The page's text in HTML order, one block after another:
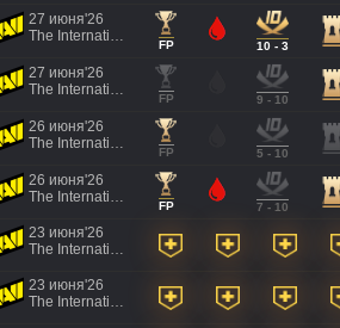
27 июня'26
FP 10 - 3
27 июня'26
FP 9 - 10
26 июня'26
FP 5 - 10
26 июня'26
FP 7 - 10
23 июня'26
The International 2026 - Regional Qualifier Europe
23 июня'26
The International 2026 - Regional Qualifier Europe